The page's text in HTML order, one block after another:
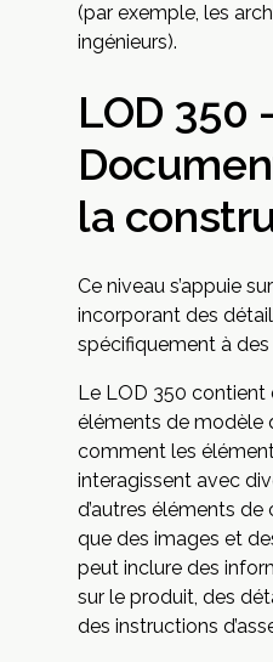
(par exemple, les
ingénieurs).
LOD 350
la
Ce niveau s’appuie
incorporant des
spécifiquement à
Le LOD 350 contient
éléments de modèle
comment les
interagissent avec
d’autres éléments de
que des images et
peut inclure des
sur le produit, des
des instructions